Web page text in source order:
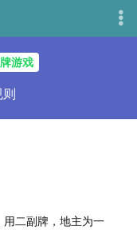
游戏
二副牌，地主为一